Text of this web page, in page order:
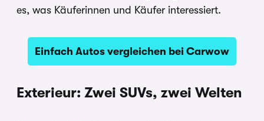
es, was Käuferinnen und Käufer interessiert.
Einfach Autos vergleichen bei Carwow
Exterieur: Zwei SUVs, zwei Welten